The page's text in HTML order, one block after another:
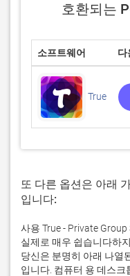
호환되는
소프트웨어 다
True
또 다른 옵션은 아래
입니다:
사용 True - Private
실제로 매우 쉽습니다하
당신은 분명히 아래 나열
입니다. 컴퓨터 용 데스